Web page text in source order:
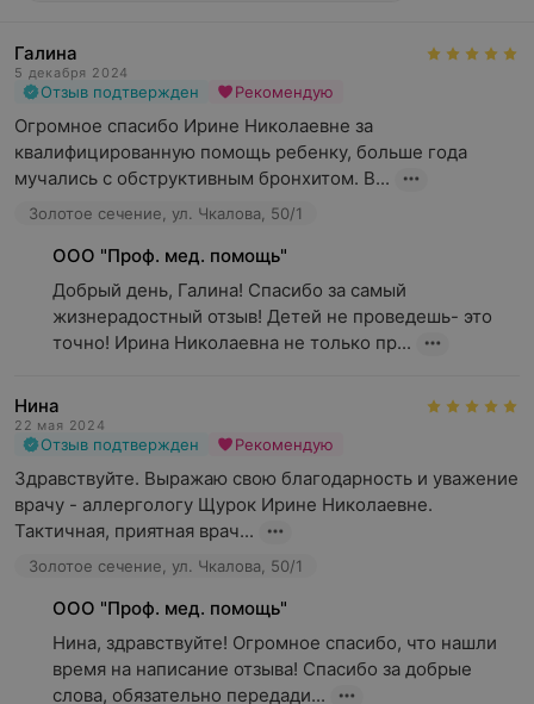
Галина
5 декабря 2024
Отзыв подтвержден Рекомендую
Огромное спасибо Ирине Николаевне за
квалифицированную помощь ребенку, больше года
мучались с обструктивным бронхитом. В...
Золотое сечение, ул. Чкалова, 50/1
ООО "Проф. мед. помощь"
Добрый день, Галина! Спасибо за самый
жизнерадостный отзыв! Детей не проведешь- это
точно! Ирина Николаевна не только пр...
Нина
22 мая 2024
Отзыв подтвержден Рекомендую
Здравствуйте. Выражаю свою благодарность и уважение
врачу - аллергологу Щурок Ирине Николаевне.
Тактичная, приятная врач...
Золотое сечение, ул. Чкалова, 50/1
ООО "Проф. мед. помощь"
Нина, здравствуйте! Огромное спасибо, что нашли
время на написание отзыва! Спасибо за добрые
слова, обязательно передади...